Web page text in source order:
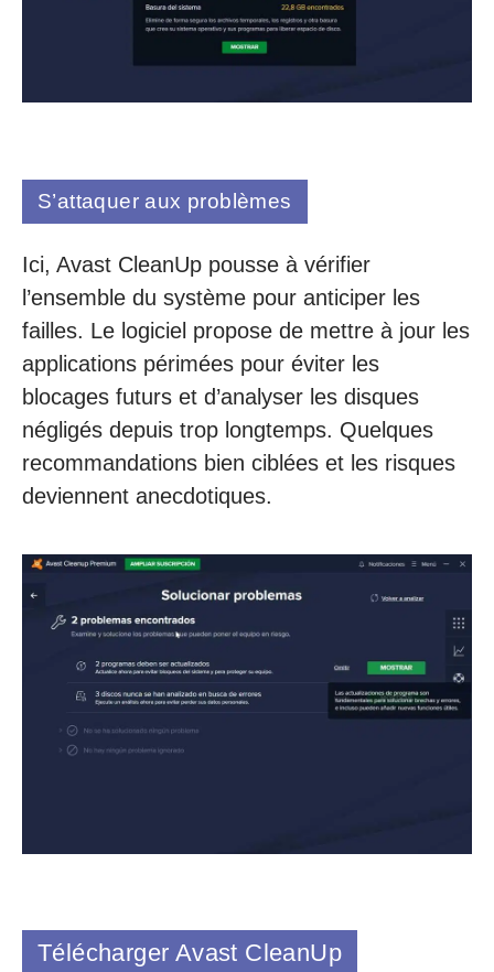
S’attaquer aux problèmes
Ici, Avast CleanUp pousse à vérifier
l’ensemble du système pour anticiper les
failles. Le logiciel propose de mettre à jour les
applications périmées pour éviter les
blocages futurs et d’analyser les disques
négligés depuis trop longtemps. Quelques
recommandations bien ciblées et les risques
deviennent anecdotiques.
Télécharger Avast CleanUp